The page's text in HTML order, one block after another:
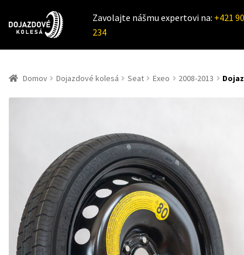
Zavolajte nášmu expertovi na: +421
234
Domov Dojazdové kolesá Seat Exeo 2008-2013